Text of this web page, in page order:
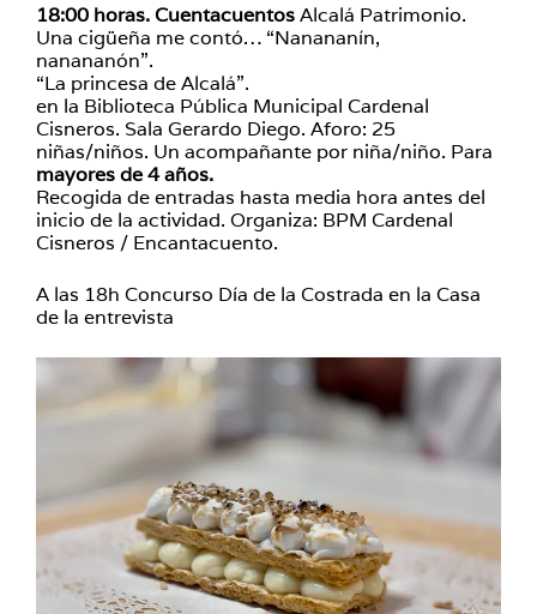
18:00 horas. CuentacuentosAlcalá Patrimonio.
Una cigüeña me contó… “Nanananín,
nanananón”.
“La princesa de Alcalá”.
en la Biblioteca Pública Municipal Cardenal
Cisneros. Sala Gerardo Diego. Aforo: 25
niñas/niños. Un acompañante por niña/niño. Para
mayores de 4 años.
Recogida de entradas hasta media hora antes del
inicio de la actividad. Organiza: BPM Cardenal
Cisneros / Encantacuento.
A las 18h Concurso Día de la Costrada en la Casa
de la entrevista